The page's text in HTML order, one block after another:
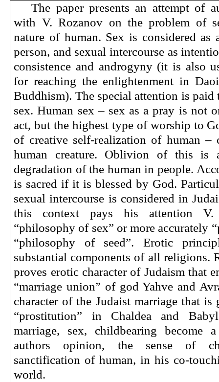
The paper presents an attempt of
with V. Rozanov on the problem of
nature of human. Sex is considered as
person, and sexual intercourse as
consistence and androgyny (it is also
for reaching the enlightenment in
Buddhism). The special attention is paid
sex. Human sex – sex as a pray is not
act, but the highest type of worship to
of creative self-realization of human –
human creature. Oblivion of this is
degradation of the human in people.
is sacred if it is blessed by God.
sexual intercourse is considered in
this context pays his attention
“philosophy of sex” or more accurately
“philosophy of seed”. Erotic
substantial components of all religions.
proves erotic character of Judaism that
“marriage union” of god Yahve and
character of the Judaist marriage that is
“prostitution” in Chaldea and
marriage, sex, childbearing become
authors opinion, the sense of
sanctification of human, in his co-
world.